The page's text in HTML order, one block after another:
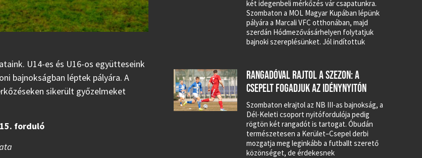
U14-es és U16-os együtteseink
bajnokságban léptek pályára. A
sikerült győzelmeket
forduló
két idegenbeli mérkőzés vár csapatunkra.
Szombaton a MOL Magyar Kupában lépünk
pályára a Marcali VFC otthonában, majd
szerdán Hódmezővásárhelyen folytatjuk
bajnoki szereplésünket. Jól indítottuk
RANGADÓVAL RAJTOL A SZEZON: A
CSEPELT FOGADJUK AZ IDÉNYNYITÓN
Szombaton elrajtol az NB III-as bajnokság, a
Dél-Keleti csoport nyitófordulója pedig
rögtön két rangadót is tartogat. Óbudán
természetesen a Kerület–Csepel derbi
mozgatja meg leginkább a futballt szerető
közönséget, de érdekesnek